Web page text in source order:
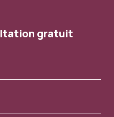
gratuit